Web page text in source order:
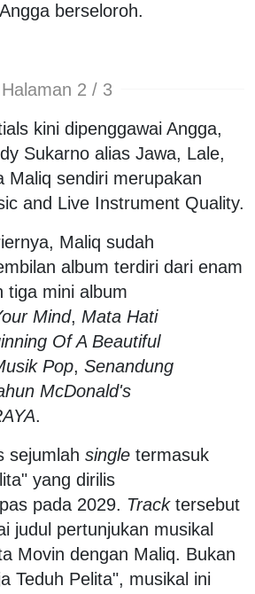
berseloroh.
Halaman 2 / 3
kini dipenggawai Angga,
Sukarno alias Jawa, Lale,
Maliq sendiri merupakan
and Live Instrument Quality.
Maliq sudah
album terdiri dari enam
tiga mini album
Mind, Mata Hati
Of A Beautiful
Pop, Senandung
McDonald's
.
sejumlah single termasuk
yang dirilis
pada 2029. Tracktersebut
judul pertunjukan musikal
Movin dengan Maliq. Bukan
Teduh Pelita", musikal ini